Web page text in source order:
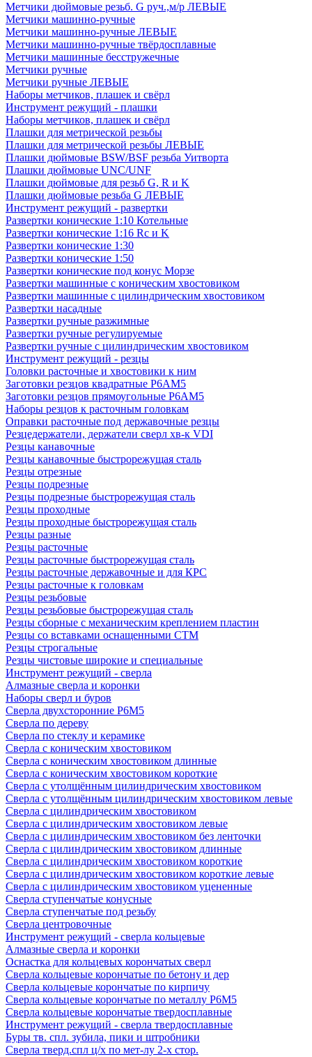
Метчики дюймовые резьб. G руч.,м/р ЛЕВЫЕ
Метчики машинно-ручные
Метчики машинно-ручные ЛЕВЫЕ
Метчики машинно-ручные твёрдосплавные
Метчики машинные бесстружечные
Метчики ручные
Метчики ручные ЛЕВЫЕ
Наборы метчиков, плашек и свёрл
Инструмент режущий - плашки
Наборы метчиков, плашек и свёрл
Плашки для метрической резьбы
Плашки для метрической резьбы ЛЕВЫЕ
Плашки дюймовые BSW/BSF резьба Уитворта
Плашки дюймовые UNC/UNF
Плашки дюймовые для резьб G, R и K
Плашки дюймовые резьба G ЛЕВЫЕ
Инструмент режущий - развертки
Развертки конические 1:10 Котельные
Развертки конические 1:16 Rc и K
Развертки конические 1:30
Развертки конические 1:50
Развертки конические под конус Морзе
Развертки машинные с коническим хвостовиком
Развертки машинные с цилиндрическим хвостовиком
Развертки насадные
Развертки ручные разжимные
Развертки ручные регулируемые
Развертки ручные с цилиндрическим хвостовиком
Инструмент режущий - резцы
Головки расточные и хвостовики к ним
Заготовки резцов квадратные Р6АМ5
Заготовки резцов прямоугольные Р6АМ5
Наборы резцов к расточным головкам
Оправки расточные под державочные резцы
Резцедержатели, держатели сверл хв-к VDI
Резцы канавочные
Резцы канавочные быстрорежущая сталь
Резцы отрезные
Резцы подрезные
Резцы подрезные быстрорежущая сталь
Резцы проходные
Резцы проходные быстрорежущая сталь
Резцы разные
Резцы расточные
Резцы расточные быстрорежущая сталь
Резцы расточные державочные и для КРС
Резцы расточные к головкам
Резцы резьбовые
Резцы резьбовые быстрорежущая сталь
Резцы сборные с механическим креплением пластин
Резцы со вставками оснащенными СТМ
Резцы строгальные
Резцы чистовые широкие и специальные
Инструмент режущий - сверла
Алмазные сверла и коронки
Наборы сверл и буров
Сверла двухсторонние Р6М5
Сверла по дереву
Сверла по стеклу и керамике
Сверла с коническим хвостовиком
Сверла с коническим хвостовиком длинные
Сверла с коническим хвостовиком короткие
Сверла с утолщённым цилиндрическим хвостовиком
Сверла с утолщённым цилиндрическим хвостовиком левые
Сверла с цилиндрическим хвостовиком
Сверла с цилиндрическим хвостовиком левые
Сверла с цилиндрическим хвостовиком без ленточки
Сверла с цилиндрическим хвостовиком длинные
Сверла с цилиндрическим хвостовиком короткие
Сверла с цилиндрическим хвостовиком короткие левые
Сверла с цилиндрическим хвостовиком уцененные
Сверла ступенчатые конусные
Сверла ступенчатые под резьбу
Сверла центровочные
Инструмент режущий - сверла кольцевые
Алмазные сверла и коронки
Оснастка для кольцевых корончатых сверл
Сверла кольцевые корончатые по бетону и дер
Сверла кольцевые корончатые по кирпичу
Сверла кольцевые корончатые по металлу Р6М5
Сверла кольцевые корончатые твердосплавные
Инструмент режущий - сверла твердосплавные
Буры тв. спл. зубила, пики и штробники
Сверла тверд.спл ц/х по мет-лу 2-х стор.